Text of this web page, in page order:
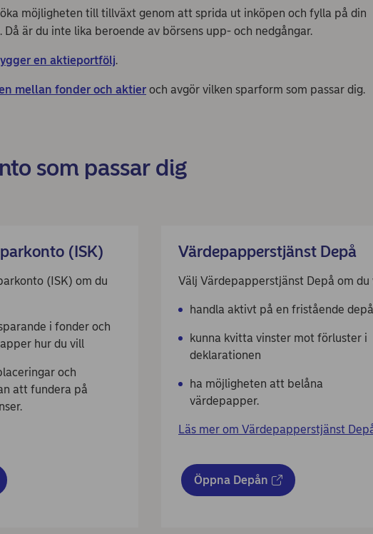
möjligheten till tillväxt genom att sprida ut inköpen och fylla på din
Då är du inte lika beroende av börsens upp- och nedgångar.
en aktieportfölj.
mellan fonder och aktier och avgör vilken sparform som passar dig.
som passar dig
(ISK)
(ISK) om du
i fonder och
hur du vill
och
att fundera på
Värdepapperstjänst Depå
Välj Värdepapperstjänst Depå om du
handla aktivt på en fristående depå
kunna kvitta vinster mot förluster i
deklarationen
ha möjligheten att belåna
värdepapper.
Läs mer om Värdepapperstjänst
Öppna Depån